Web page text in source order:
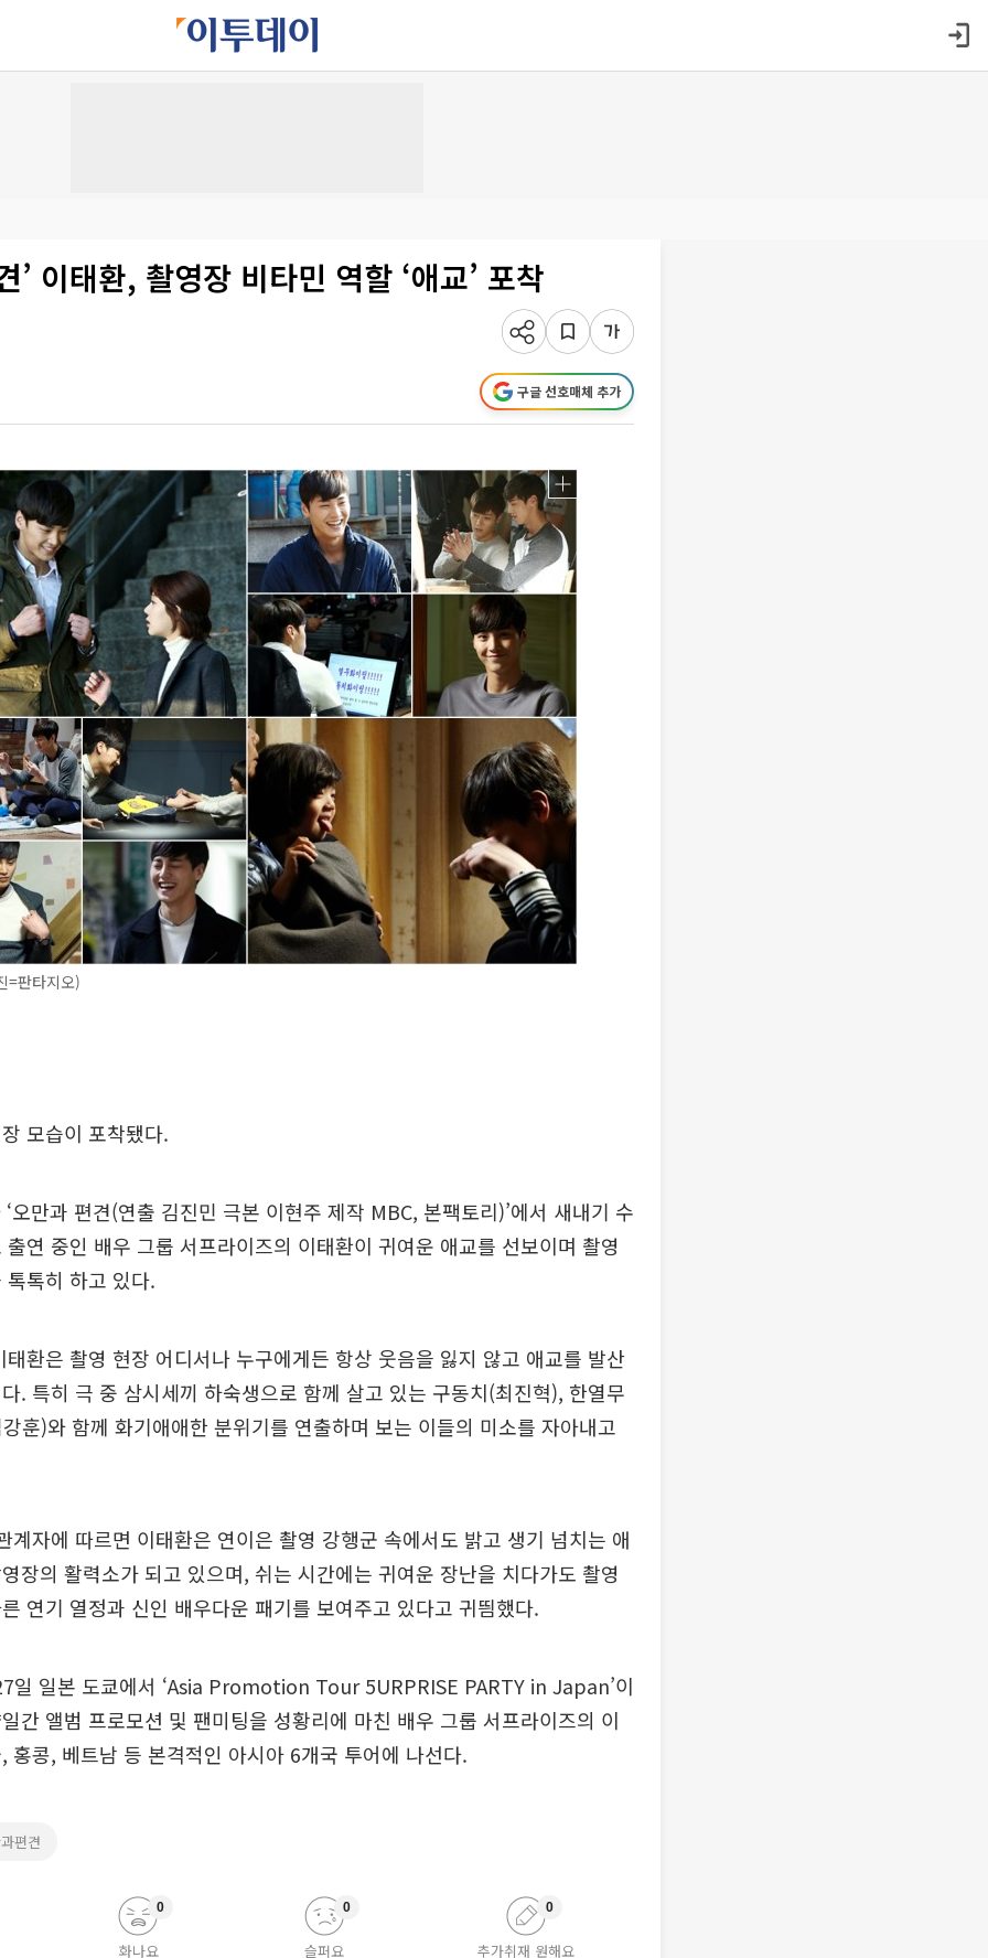
’ 이태환, 촬영장 비타민 역할 ‘애교’ 포착
구글 선호매체 추가
판타지오)
모습이 포착됐다.
오만과 편견(연출 김진민 극본 이현주 제작 MBC, 본팩토리)’에서 새내기 수
연 중인 배우 그룹 서프라이즈의 이태환이 귀여운 애교를 선보이며 촬영
톡히 하고 있다.
환은 촬영 현장 어디서나 누구에게든 항상 웃음을 잃지 않고 애교를 발산
. 특히 극 중 삼시세끼 하숙생으로 함께 살고 있는 구동치(최진혁), 한열무
훈)와 함께 화기애애한 분위기를 연출하며 보는 이들의 미소를 자아내고
계자에 따르면 이태환은 연이은 촬영 강행군 속에서도 밝고 생기 넘치는 애
장의 활력소가 되고 있으며, 쉬는 시간에는 귀여운 장난을 치다가도 촬영
연기 열정과 신인 배우다운 패기를 보여주고 있다고 귀띔했다.
일 일본 도쿄에서 ‘Asia Promotion Tour 5URPRISE PARTY in Japan’이
간 앨범 프로모션 및 팬미팅을 성황리에 마친 배우 그룹 서프라이즈의 이
홍콩, 베트남 등 본격적인 아시아 6개국 투어에 나선다.
편견
화나요
0
슬퍼요
0
추가취재 원해요
0